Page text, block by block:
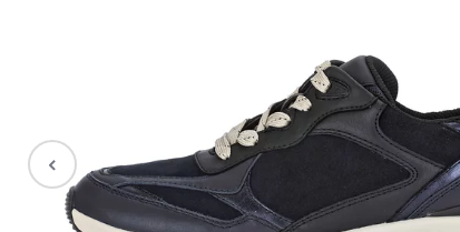
Sale %
Accessoires